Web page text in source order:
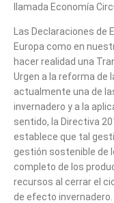
llamada Economía
Las Declaraciones
Europa como en
hacer realidad una
Urgen a la reforma de
actualmente una de
invernadero y a la
sentido, la Directiva
establece que tal
gestión sostenible de
completo de los
recursos al cerrar el
de efecto